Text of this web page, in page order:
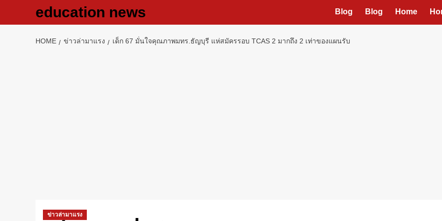
education news Blog Blog Home
HOME ข่าวล่ามาแรง เด็ก 67 มั่นใจคุณภาพมทร.ธัญบุรี แห่สมัครรอบ TCAS 2 มากถึง 2 เท่าของแผนรับ
ข่าวล่ามาแรง